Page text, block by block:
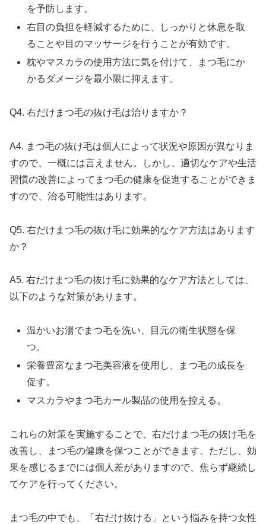
を予防します。
右目の負担を軽減するために、しっかりと休息を取
ることや目のマッサージを行うことが有効です。
枕やマスカラの使用方法に気を付けて、まつ毛にか
かるダメージを最小限に抑えます。
Q4. 右だけまつ毛の抜け毛は治りますか？
A4. まつ毛の抜け毛は個人によって状況や原因が異なりま
すので、一概には言えません。しかし、適切なケアや生活
習慣の改善によってまつ毛の健康を促進することができま
すので、治る可能性はあります。
Q5. 右だけまつ毛の抜け毛に効果的なケア方法はあります
か？
A5. 右だけまつ毛の抜け毛に効果的なケア方法としては、
以下のような対策があります。
温かいお湯でまつ毛を洗い、目元の衛生状態を保
つ。
栄養豊富なまつ毛美容液を使用し、まつ毛の成長を
促す。
マスカラやまつ毛カール製品の使用を控える。
これらの対策を実施することで、右だけまつ毛の抜け毛を
改善し、まつ毛の健康を保つことができます。ただし、効
果を感じるまでには個人差がありますので、焦らず継続し
てケアを行ってください。
まつ毛の中でも、「右だけ抜ける」という悩みを持つ女性